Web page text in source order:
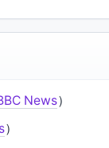
News）
）